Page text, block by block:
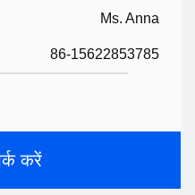
Ms. Anna
86-15622853785
करें